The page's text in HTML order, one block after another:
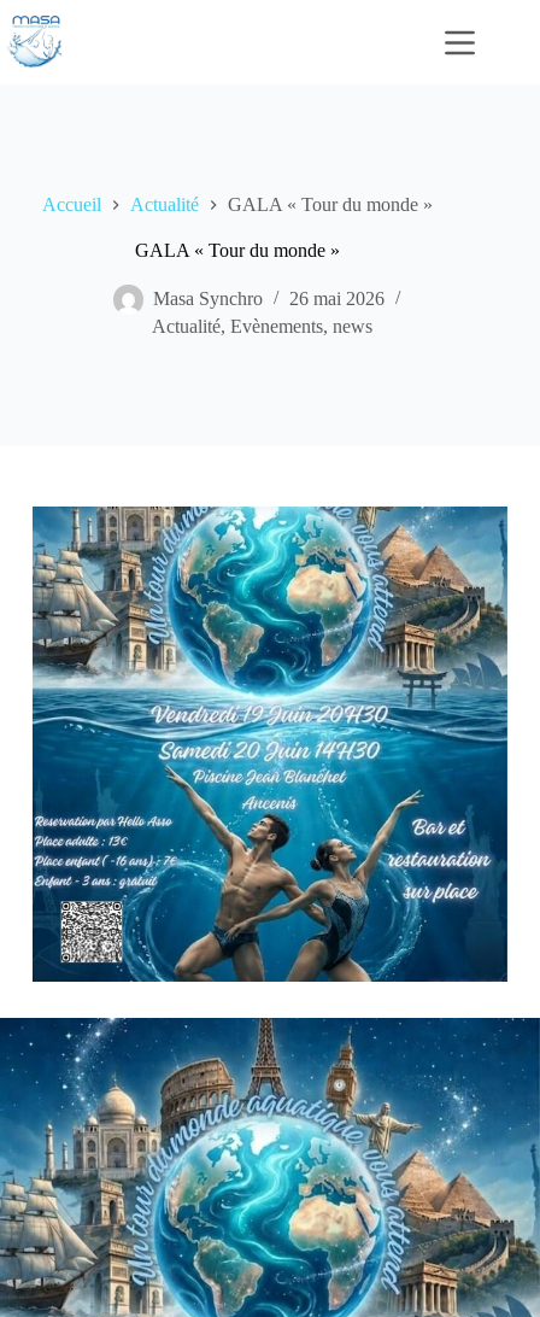
au
contenu
Accueil Actualité GALA « Tour du monde »
GALA « Tour du monde »
Masa Synchro
26 mai 2026
Actualité, Evènements, news